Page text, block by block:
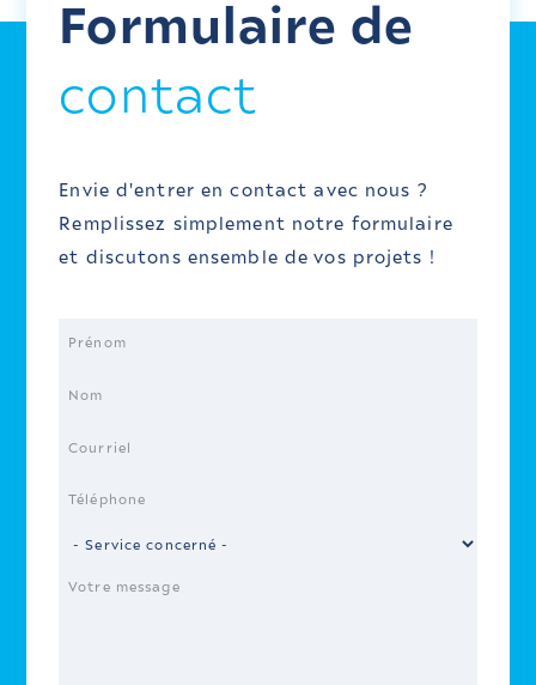
Formulaire de
contact
Envie d'entrer en contact avec nous ?
Remplissez simplement notre formulaire
et discutons ensemble de vos projets !